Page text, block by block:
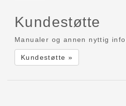
Kundestøtte
Manualer og annen nyttig
Kundestøtte »